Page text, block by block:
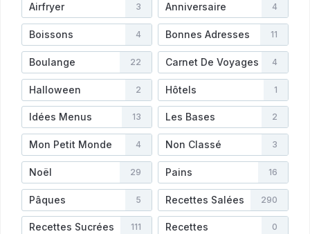
Airfryer 3 Anniversaire 4
Boissons 4 Bonnes Adresses 11
Boulange 22 Carnet De Voyages 4
Halloween 2 Hôtels 1
Idées Menus 13 Les Bases 2
Mon Petit Monde 4 Non Classé 3
Noël 29 Pains 16
Pâques 5 Recettes Salées 290
Recettes Sucrées 111
Recettes
0